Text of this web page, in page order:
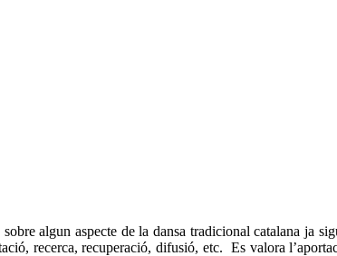
algun aspecte de la dansa tradicional catalana ja
recerca, recuperació, difusió, etc. Es valora